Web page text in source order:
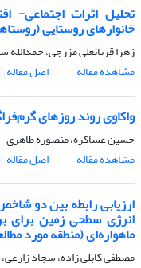
تحلیل اثرات اجتماعی-
خانوارهای روستایی
زهرا قربانعلی مزرجی،
مشاهده مقاله
اصل مقاله
واکاوی روند روزهای
حسین عساکره، منصوره طاهری
مشاهده مقاله
اصل مقاله
ارزیابی رابطه بین دو
انرژی سطحی زمین برای
ماهواره‌ای (منطقه مورد
مصطفی کابلی زاده، سجاد